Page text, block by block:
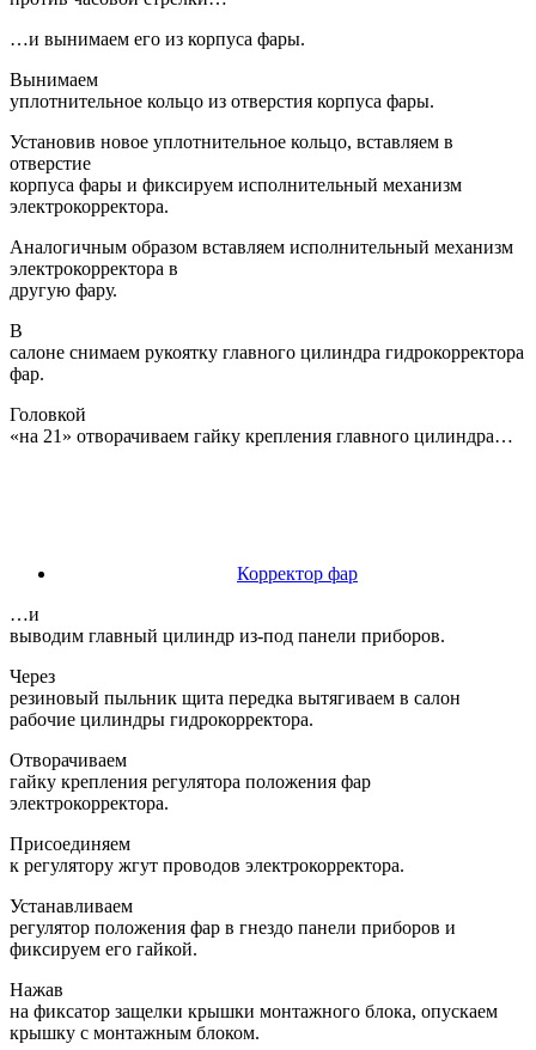
…и вынимаем его из корпуса фары.
Вынимаем
уплотнительное кольцо из отверстия корпуса фары.
Установив новое уплотнительное кольцо, вставляем в
отверстие
корпуса фары и фиксируем исполнительный механизм
электрокорректора.
Аналогичным образом вставляем исполнительный механизм
электрокорректора в
другую фару.
В
салоне снимаем рукоятку главного цилиндра гидрокорректора
фар.
Головкой
«на 21» отворачиваем гайку крепления главного цилиндра…
Корректор фар
…и
выводим главный цилиндр из-под панели приборов.
Через
резиновый пыльник щита передка вытягиваем в салон
рабочие цилиндры гидрокорректора.
Отворачиваем
гайку крепления регулятора положения фар
электрокорректора.
Присоединяем
к регулятору жгут проводов электрокорректора.
Устанавливаем
регулятор положения фар в гнездо панели приборов и
фиксируем его гайкой.
Нажав
на фиксатор защелки крышки монтажного блока, опускаем
крышку с монтажным блоком.